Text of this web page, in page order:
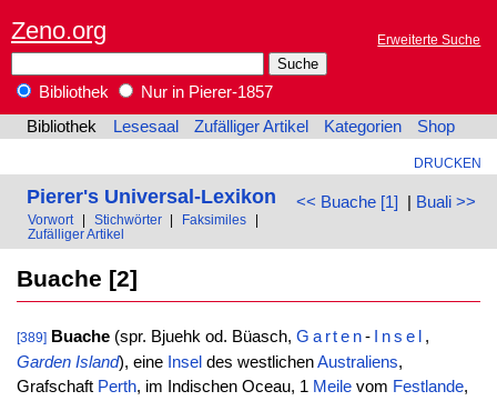
Zeno.org Erweiterte Suche
Bibliothek
Nur in Pierer-1857
Bibliothek
Lesesaal Zufälliger Artikel Kategorien Shop
DRUCKEN
<< Buache [1] | Buali >>
Pierer's Universal-Lexikon
Vorwort Stichwörter Faksimiles
Zufälliger Artikel
Buache [2]
[389] Buache(spr. Bjuehk od. Büasch, Garten- Insel ,
Garden Island), eine Insel des westlichenAustraliens,
Grafschaft Perth, im Indischen Oceau, 1 Meilevom Festlande,